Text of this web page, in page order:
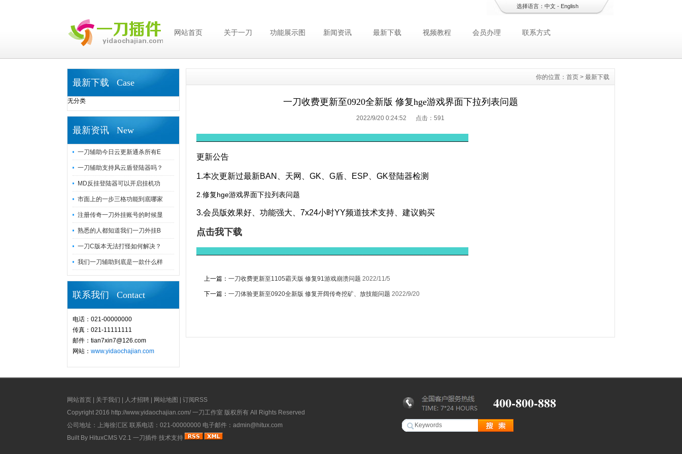
选择语言： 中文- English
网站首页 关于一刀 功能展示图 新闻资讯 最新下载 视频教程 会员办理 联系方式
最新下载 Case
无分类
最新资讯 New
一刀辅助今日云更新通杀所有E
一刀辅助支持风云盾登陆器吗？
MD反挂登陆器可以开启挂机功
市面上的一步三格功能到底哪家
注册传奇一刀外挂账号的时候显
熟悉的人都知道我们一刀外挂B
一刀C版本无法打怪如何解决？
我们一刀辅助到底是一款什么样
联系我们 Contact
电话：021-00000000
传真：021-11111111
邮件：tian7xin7@126.com
网站： www.yidaochajian.com
你的位置： 首页 > 最新下载
一刀收费更新至0920全新版 修复hge游戏界面下拉列表问题
2022/9/20 0:24:52 点击： 591
更新公告
1.本次更新过最新BAN、天网、GK、G盾、ESP、GK登陆器检测
2.修复hge游戏界面下拉列表问题
3.会员版效果好、功能强大、7x24小时YY频道技术支持、建议购买
点击我下载
上一篇： 一刀收费更新至1105霸天版 修复91游戏崩溃问题 2022/11/5
下一篇： 一刀体验更新至0920全新版 修复开阔传奇挖矿、放技能问题 2022/9/20
网站首页 关于我们 人才招聘 网站地图
订阅RSS
Copyright 2016 http://www.yidaochajian.com/ 一刀工作室 版权所有 All Rights Reserved
公司地址：上海徐汇区 联系电话：021-00000000 电子邮件：admin@hitux.com
Built By HituxCMS V2.1 一刀插件 技术支持
400-800-888